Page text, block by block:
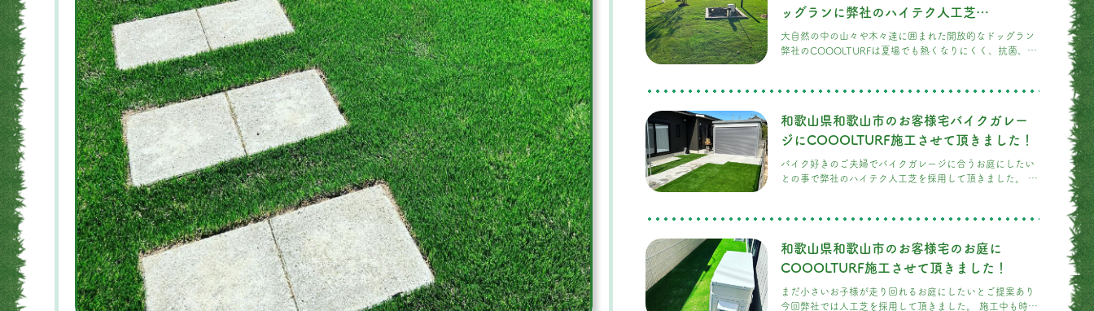
ッグランに弊社のハイテク人工芝
COOOLTURF採用して頂きました。！
大自然の中の山々や木々達に囲まれた開放的なドッグラン
弊社のCOOOLTURFは夏場でも熱くなりにくく、抗菌、消
見も良く人工芝とは思えないリアルな見た目もお客様に採
の思い出作って頂きたいです。
和歌山県和歌山市のお客様宅バイクガレー
ジにCOOOLTURF施工させて頂きました！
バイク好きのご夫婦でバイクガレージに合うお庭にしたい
との事で弊社のハイテク人工芝を採用して頂きました。 施
和歌山県和歌山市のお客様宅のお庭に
COOOLTURF施工させて頂きました！
まだ小さいお子様が走り回れるお庭にしたいとご提案あり
今回弊社では人工芝を採用して頂きました。 施工中も時々